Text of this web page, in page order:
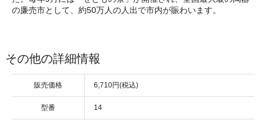
の廉売市として、約50万人の人出で市内が賑わいます。
その他の詳細情報
販売価格 6,710円(税込)
型番 14